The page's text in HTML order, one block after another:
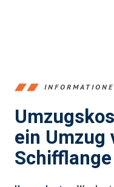
ein Umzug
Schifflange